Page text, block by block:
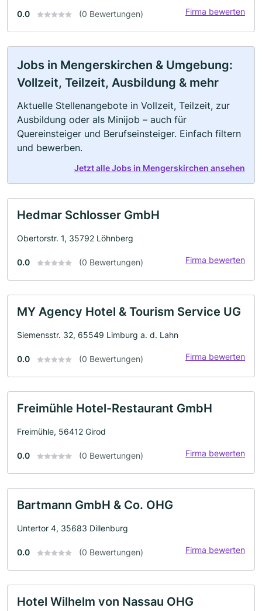
0.0 (0 Bewertungen) Firma bewerten
Jobs in Mengerskirchen & Umgebung:
Vollzeit, Teilzeit, Ausbildung & mehr
Aktuelle Stellenangebote in Vollzeit, Teilzeit, zur
Ausbildung oder als Minijob – auch für
Quereinsteiger und Berufseinsteiger. Einfach filtern
und bewerben.
Jetzt alle Jobs in Mengerskirchen ansehen
Hedmar Schlosser GmbH
Obertorstr. 1, 35792 Löhnberg
0.0 (0 Bewertungen) Firma bewerten
MY Agency Hotel & Tourism Service UG
Siemensstr. 32, 65549 Limburg a. d. Lahn
0.0 (0 Bewertungen) Firma bewerten
Freimühle Hotel-Restaurant GmbH
Freimühle, 56412 Girod
0.0 (0 Bewertungen) Firma bewerten
Bartmann GmbH & Co. OHG
Untertor 4, 35683 Dillenburg
0.0 (0 Bewertungen) Firma bewerten
Hotel Wilhelm von Nassau OHG